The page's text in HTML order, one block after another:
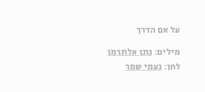
על אם הדרך
מילים: נתן אלתרמן
לחן: נעמי שמר